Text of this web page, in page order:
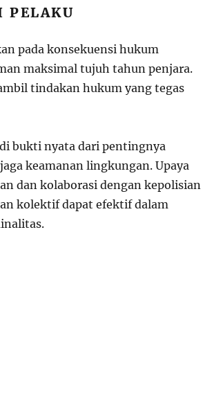
PELAKU
pada konsekuensi hukum
maksimal tujuh tahun penjara.
tindakan hukum yang tegas
bukti nyata dari pentingnya
keamanan lingkungan. Upaya
dan kolaborasi dengan kepolisian
kolektif dapat efektif dalam